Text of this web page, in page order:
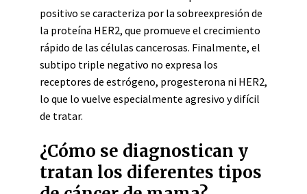
positivo se caracteriza por la sobreexpresión de
la proteína HER2, que promueve el crecimiento
rápido de las células cancerosas. Finalmente, el
subtipo triple negativo no expresa los
receptores de estrógeno, progesterona ni HER2,
lo que lo vuelve especialmente agresivo y difícil
de tratar.
¿Cómo se diagnostican y
tratan los diferentes tipos